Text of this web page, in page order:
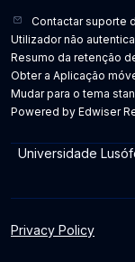
Contactar suporte
Utilizador não
Resumo da retenção
Obter a Aplicação
Mudar para o tema
Powered by Edwiser
Universidade
Privacy Policy